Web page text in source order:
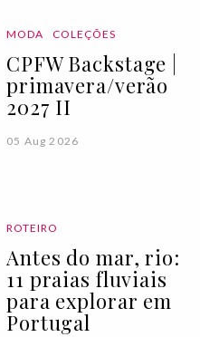
MODA COLEÇÕES
CPFW Backstage |
primavera/verão
2027 II
05 Aug 2026
ROTEIRO
Antes do mar, rio:
11 praias fluviais
para explorar em
Portugal